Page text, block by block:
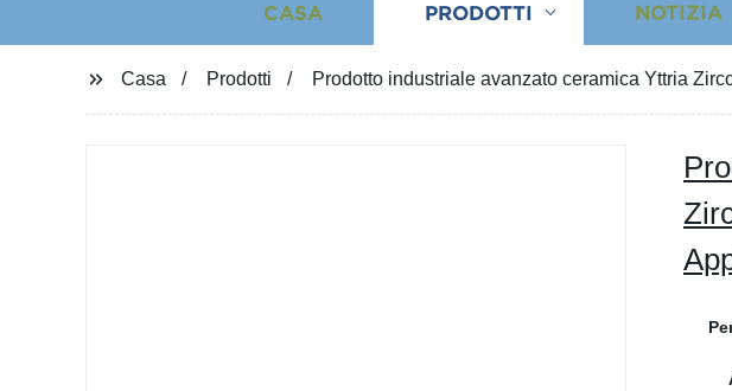
CASA PRODOTTI NOTIZIA
Casa Prodotti Prodotto industriale avanzato ceramica Yttria